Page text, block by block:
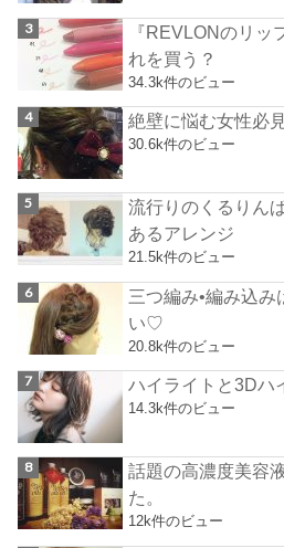
『REVLONのリ
れを買う？
34.3k件のビュー
絶壁に悩む女性必
30.6k件のビュー
流行りのくるりん
あるアレンジ
21.5k件のビュー
三つ編み•編み込
い♡
20.8k件のビュー
ハイライトと3Dハ
14.3k件のビュー
話題の高濃度美容
た。
12k件のビュー